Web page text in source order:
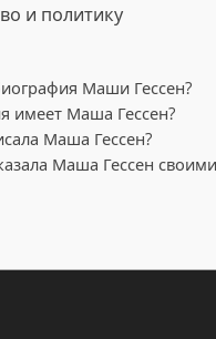
и политику
Маши Гессен?
имеет Маша Гессен?
Маша Гессен?
Маша Гессен